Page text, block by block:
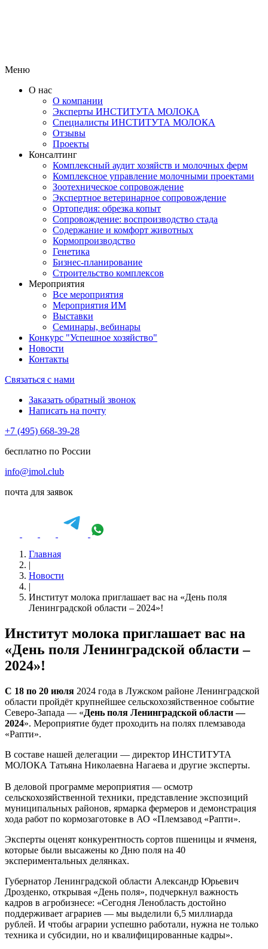
Меню
О нас
О компании
Эксперты ИНСТИТУТА МОЛОКА
Специалисты ИНСТИТУТА МОЛОКА
Отзывы
Проекты
Консалтинг
Комплексный аудит хозяйств и молочных ферм
Комплексное управление молочными проектами
Зоотехническое сопровождение
Экспертное ветеринарное сопровождение
Ортопедия: обрезка копыт
Сопровождение: воспроизводство стада
Содержание и комфорт животных
Кормопроизводство
Генетика
Бизнес-планирование
Строительство комплексов
Мероприятия
Все мероприятия
Мероприятия ИМ
Выставки
Семинары, вебинары
Конкурс "Успешное хозяйство"
Новости
Контакты
Связаться с нами
Заказать обратный звонок
Написать на почту
+7 (495) 668-39-28
бесплатно по России
info@imol.club
почта для заявок
Главная
|
Новости
|
Институт молока приглашает вас на «День поля
Ленинградской области – 2024»!
Институт молока приглашает вас на
«День поля Ленинградской области –
2024»!
С 18 по 20 июля 2024 года в Лужском районе Ленинградской
области пройдёт крупнейшее сельскохозяйственное событие
Северо-Запада — «День поля Ленинградской области —
2024». Мероприятие будет проходить на полях племзавода
«Рапти».
В составе нашей делегации — директор ИНСТИТУТА
МОЛОКА Татьяна Николаевна Нагаева и другие эксперты.
В деловой программе мероприятия — осмотр
сельскохозяйственной техники, представление экспозиций
муниципальных районов, ярмарка фермеров и демонстрация
хода работ по кормозаготовке в АО «Племзавод «Рапти».
Эксперты оценят конкурентность сортов пшеницы и ячменя,
которые были высажены ко Дню поля на 40
экспериментальных делянках.
Губернатор Ленинградской области Александр Юрьевич
Дрозденко, открывая «День поля», подчеркнул важность
кадров в агробизнесе: «Сегодня Ленобласть достойно
поддерживает аграриев — мы выделили 6,5 миллиарда
рублей. И чтобы аграрии успешно работали, нужна не только
техника и субсидии, но и квалифицированные кадры».